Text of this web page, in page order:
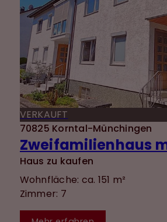
VERKAUFT
70825 Korntal-Münchingen
Haus zu kaufen
Wohnfläche: ca. 151 m²
Zimmer: 7